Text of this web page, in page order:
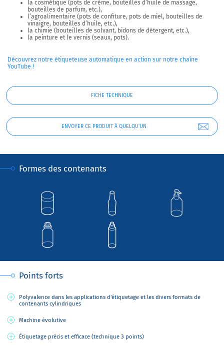
la cosmétique (pots de crème, bouteilles d’huile de massage,
bouteilles de parfum, etc.),
l’agroalimentaire (pots de confiture, pots de miel, bouteilles de
vinaigre, bouteilles d’huile, etc.),
la chimie (bouteilles de solvant, bidons de détergent, etc.),
la peinture et le vernis (seaux, pots).
Découvrez notre étiqueteuse automatique en action sur notre chaîne
YouTube !
ENVOYER CE PRODUIT À QUELQU'UN
FICHE TECHNIQUE
Formes des contenants
Points forts
Polyvalence dans les applications d'étiquetage et les divers formats de
contenants cylindriques
Machine évolutive
Étiquetage précis et efficace (technique 3 points)